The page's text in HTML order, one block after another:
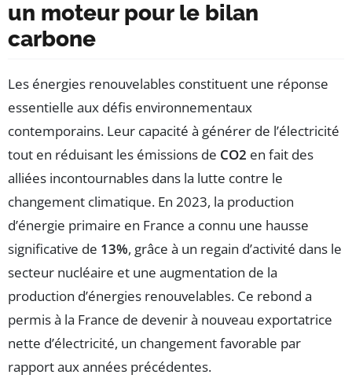
un moteur pour le bilan
carbone
Les énergies renouvelables constituent une réponse
essentielle aux défis environnementaux
contemporains. Leur capacité à générer de l’électricité
tout en réduisant les émissions de CO2 en fait des
alliées incontournables dans la lutte contre le
changement climatique. En 2023, la production
d’énergie primaire en France a connu une hausse
significative de 13%, grâce à un regain d’activité dans le
secteur nucléaire et une augmentation de la
production d’énergies renouvelables. Ce rebond a
permis à la France de devenir à nouveau exportatrice
nette d’électricité, un changement favorable par
rapport aux années précédentes.